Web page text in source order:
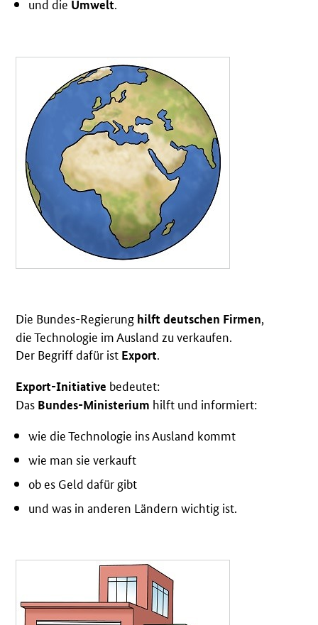
und die Umwelt.
Die Bundes-Regierung hilft deutschen Firmen,
die Technologie im Ausland zu verkaufen.
Der Begriff dafür ist Export.
Export-Initiative bedeutet:
Das Bundes-Ministerium hilft und informiert:
wie die Technologie ins Ausland kommt
wie man sie verkauft
ob es Geld dafür gibt
und was in anderen Ländern wichtig ist.